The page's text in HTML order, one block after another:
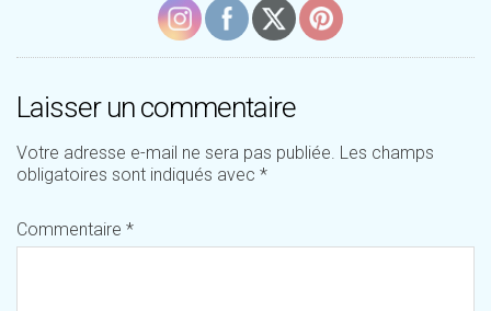
Laisser un commentaire
Votre adresse e-mail ne sera pas publiée. Les champs
obligatoires sont indiqués avec *
Commentaire *